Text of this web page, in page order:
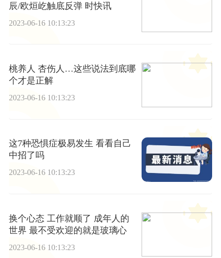
辰/欧烜屹触底反弹 时快讯
2023-06-16 10:13:23
桃养人 杏伤人…这些说法到底哪
个才是正解
2023-06-16 10:13:23
这7种恐惧症极易发生 看看自己
中招了吗
2023-06-16 10:13:23
换个心态 工作就顺了 成年人的
世界 最不受欢迎的就是玻璃心
2023-06-16 10:13:23